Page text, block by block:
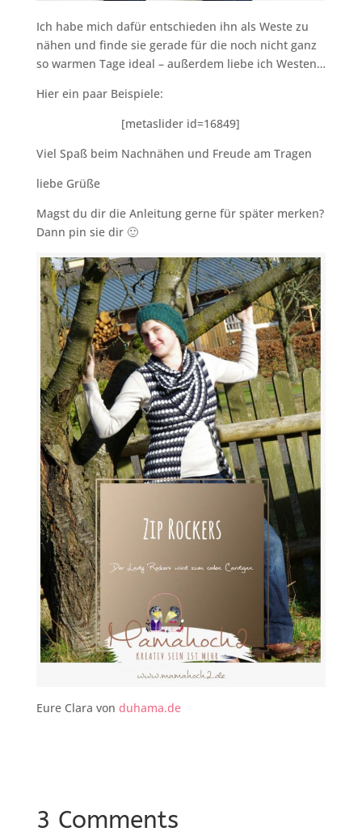
Ich habe mich dafür entschieden ihn als Weste zu
nähen und finde sie gerade für die noch nicht ganz
so warmen Tage ideal – außerdem liebe ich Westen…
Hier ein paar Beispiele:
[metaslider id=16849]
Viel Spaß beim Nachnähen und Freude am Tragen
liebe Grüße
Magst du dir die Anleitung gerne für später merken?
Dann pin sie dir 🙂
Eure Clara von duhama.de
3 Comments